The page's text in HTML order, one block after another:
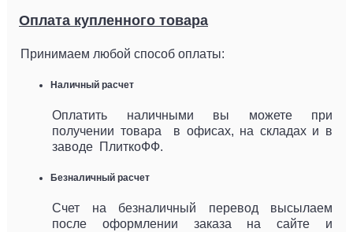
Оплата купленного товара
Принимаем любой способ оплаты:
Наличный расчет
Оплатить наличными вы можете при
получении товара в офисах, на складах и в
заводе ПлиткоФФ.
Безналичный расчет
Счет на безналичный перевод высылаем
после оформлении заказа на сайте и